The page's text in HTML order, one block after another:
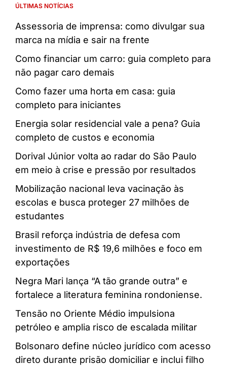
ÚLTIMAS NOTÍCIAS
Assessoria de imprensa: como divulgar sua
marca na mídia e sair na frente
Como financiar um carro: guia completo para
não pagar caro demais
Como fazer uma horta em casa: guia
completo para iniciantes
Energia solar residencial vale a pena? Guia
completo de custos e economia
Dorival Júnior volta ao radar do São Paulo
em meio à crise e pressão por resultados
Mobilização nacional leva vacinação às
escolas e busca proteger 27 milhões de
estudantes
Brasil reforça indústria de defesa com
investimento de R$ 19,6 milhões e foco em
exportações
Negra Mari lança “A tão grande outra” e
fortalece a literatura feminina rondoniense.
Tensão no Oriente Médio impulsiona
petróleo e amplia risco de escalada militar
Bolsonaro define núcleo jurídico com acesso
direto durante prisão domiciliar e inclui filho